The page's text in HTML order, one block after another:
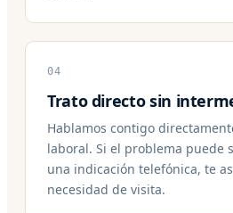
04
Trato directo sin
Hablamos contigo
laboral. Si el problema puede
una indicación telefónica, te
necesidad de visita.